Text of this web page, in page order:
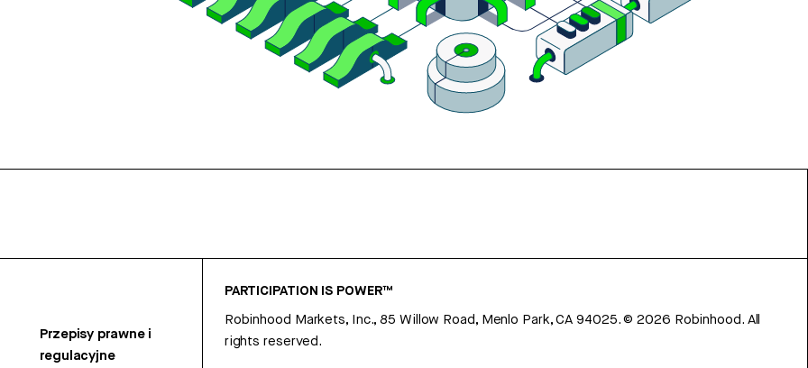
Przepisy prawne i
regulacyjne
PARTICIPATION IS POWER™
Robinhood Markets, Inc., 85 Willow Road, Menlo Park, CA 94025.©2026 Robinhood. All
rights reserved.